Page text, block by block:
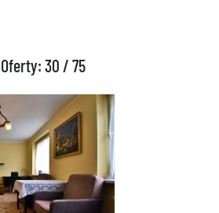
Oferty: 30 / 75